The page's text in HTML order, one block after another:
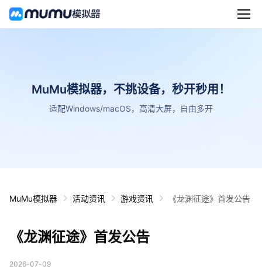
MuMu模拟器，不挑设备，秒开秒用！
适配Windows/macOS，高清大屏，自由多开
MuMu模拟器 活动资讯 游戏资讯 《龙渊征途》首发公告
《龙渊征途》首发公告
2026-07-09